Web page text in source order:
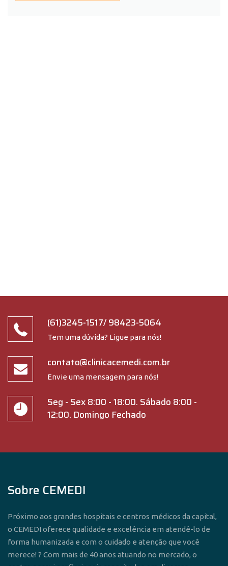
(61)3245-1517/98423-5064
Tem uma dúvida? Ligue para nós!
contato@clinicacemedi.com.br
Envie uma mensagem para nós!
Seg - Sex 8:00 - 18:00. Sábado 8:00 -
12:00. Domingo Fechado
Sobre CEMEDI
Próximo aos grandes hospitais e centros médicos da capital,
o CEMEDI oferece qualidade e excelência em atendê-lo de
forma humanizada e com o cuidado e atenção que você
merece! ? Com mais de 40 anos atuando no mercado, o